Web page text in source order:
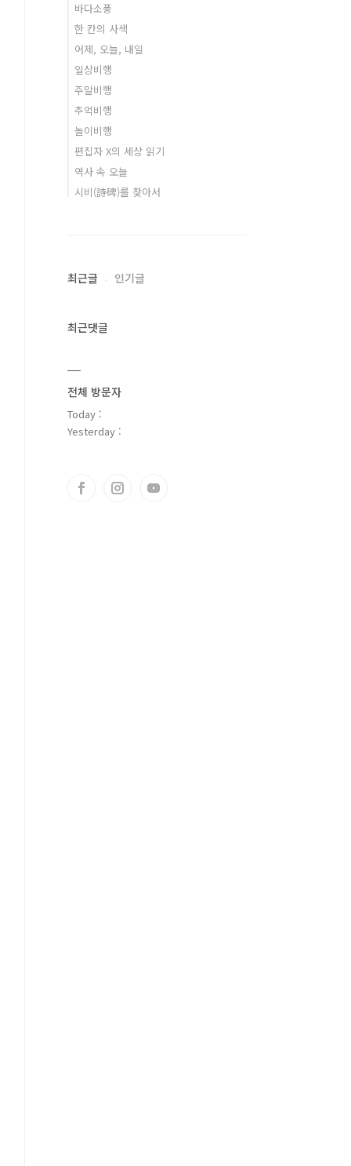
바다소풍
한 칸의 사색
어제, 오늘, 내일
일상비행
주말비행
추억비행
놀이비행
편집자 X의 세상 읽기
역사 속 오늘
시비(詩碑)를 찾아서
최근글 인기글
최근댓글
전체 방문자
Today :
Yesterday :